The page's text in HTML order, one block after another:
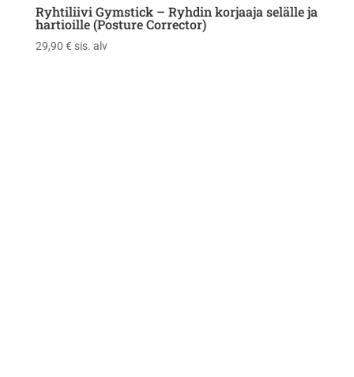
Ryhtiliivi Gymstick – Ryhdin korjaaja selälle ja
hartioille (Posture Corrector)
29,90 € sis. alv